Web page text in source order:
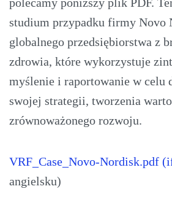
studium przypadku firmy Novo
globalnego przedsiębiorstwa z
zdrowia, które wykorzystuje
myślenie i raportowanie w celu
swojej strategii, tworzenia
zrównoważonego rozwoju.
VRF_Case_Novo-Nordisk.pdf
angielsku)